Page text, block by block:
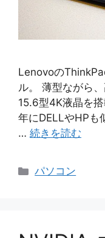
Lenovoの
ル。 薄型ながら
15.6型4K液晶を
年にDELLやHPも
… 続きを読む
カ
パソコン